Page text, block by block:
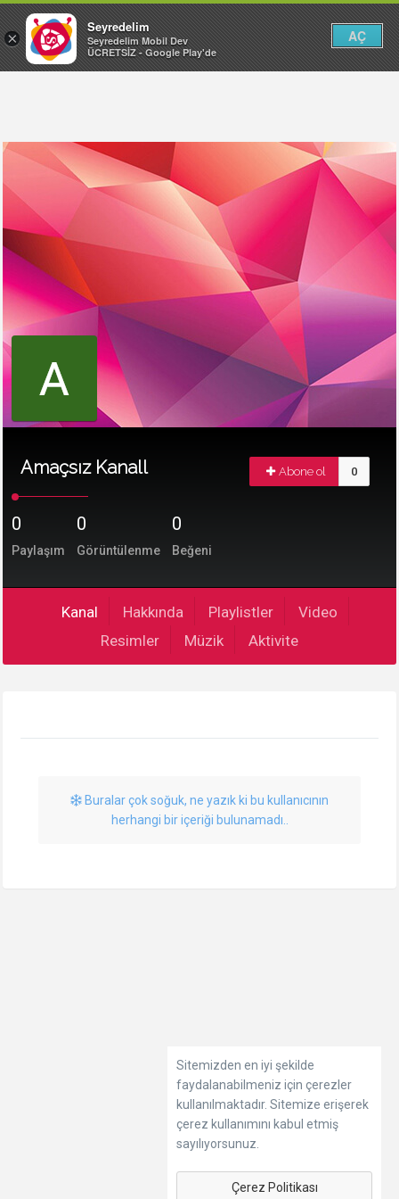
Amaçsız Kanall Abone ol 0
0
Paylaşım
0
Görüntülenme
0
Beğeni
Kanal Hakkında Playlistler
Video
Resimler
Müzik Aktivite
Buralar çok soğuk, ne yazık ki bu kullanıcının
herhangi bir içeriği bulunamadı..
Sitemizden en iyi şekilde
faydalanabilmeniz için çerezler
kullanılmaktadır. Sitemize erişerek
çerez kullanımını kabul etmiş
sayılıyorsunuz.
Çerez Politikası
×
Seyredelim
Seyredelim Mobil Dev
ÜCRETSİZ - Google Play'de
AÇ